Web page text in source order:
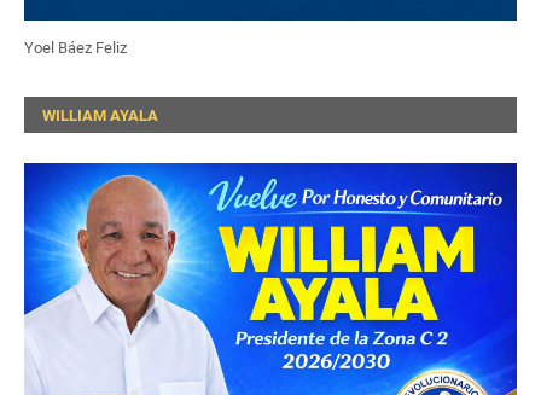
Yoel Báez Feliz
WILLIAM AYALA